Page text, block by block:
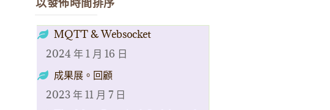
以發佈時間排序
MQTT & Websocket
2024 年 1 月 16 日
成果展。回顧
2023 年 11 月 7 日